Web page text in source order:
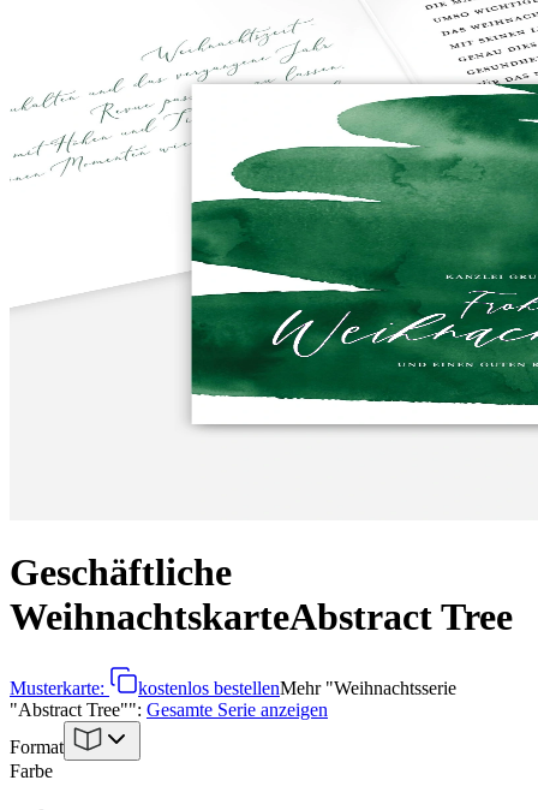
Geschäftliche
WeihnachtskarteAbstract Tree
Musterkarte: kostenlos bestellenMehr"Weihnachtsserie
"Abstract Tree"": Gesamte Serie anzeigen
Format
Farbe